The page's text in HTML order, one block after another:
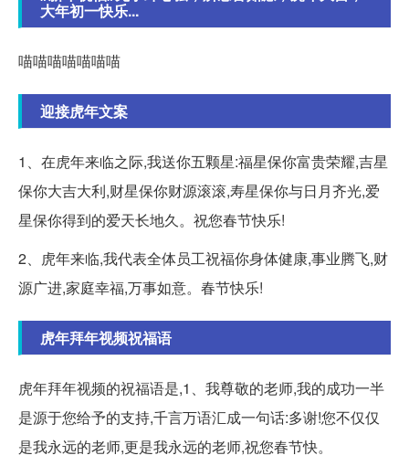
大年初一快乐...
喵喵喵喵喵喵喵
迎接虎年文案
1、在虎年来临之际,我送你五颗星:福星保你富贵荣耀,吉星
保你大吉大利,财星保你财源滚滚,寿星保你与日月齐光,爱
星保你得到的爱天长地久。祝您春节快乐!
2、虎年来临,我代表全体员工祝福你身体健康,事业腾飞,财
源广进,家庭幸福,万事如意。春节快乐!
虎年拜年视频祝福语
虎年拜年视频的祝福语是,1、我尊敬的老师,我的成功一半
是源于您给予的支持,千言万语汇成一句话:多谢!您不仅仅
是我永远的老师,更是我永远的老师,祝您春节快。